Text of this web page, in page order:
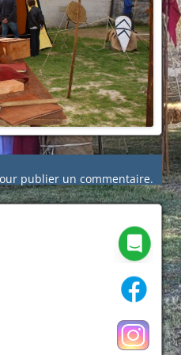
publier un commentaire.